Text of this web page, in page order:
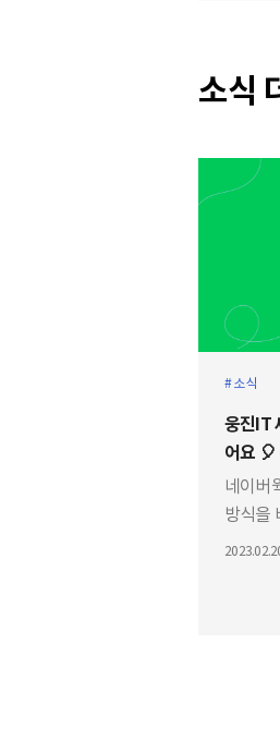
소식
소식
웅진IT
어요
네이버
방식을
일 네이
인턴